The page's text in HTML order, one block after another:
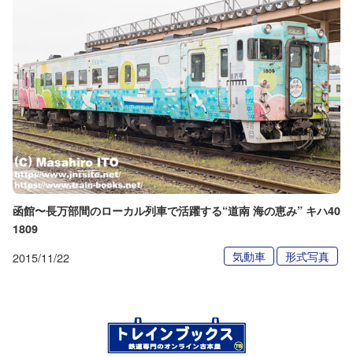
函館〜長万部間のローカル列車で活躍する“道南 海の恵み” キハ40
1809
2015/11/22 気動車 形式写真